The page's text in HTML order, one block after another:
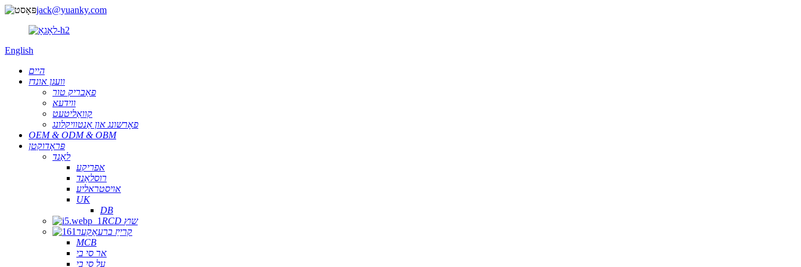
jack@yuanky.com
English
היים
וועגן אונדז
פאַבריק טור
ווידעא
קוואַליטעט
פאָרשונג און אַנטוויקלונג
OEM & ODM & OBM
פּראָדוקטן
לאַנד
אפריקע
רוסלאַנד
אויסטראליע
UK
DB
RCD שוץ
קרייַז ברעאַקער
MCB
אר סי בי
על סי בי